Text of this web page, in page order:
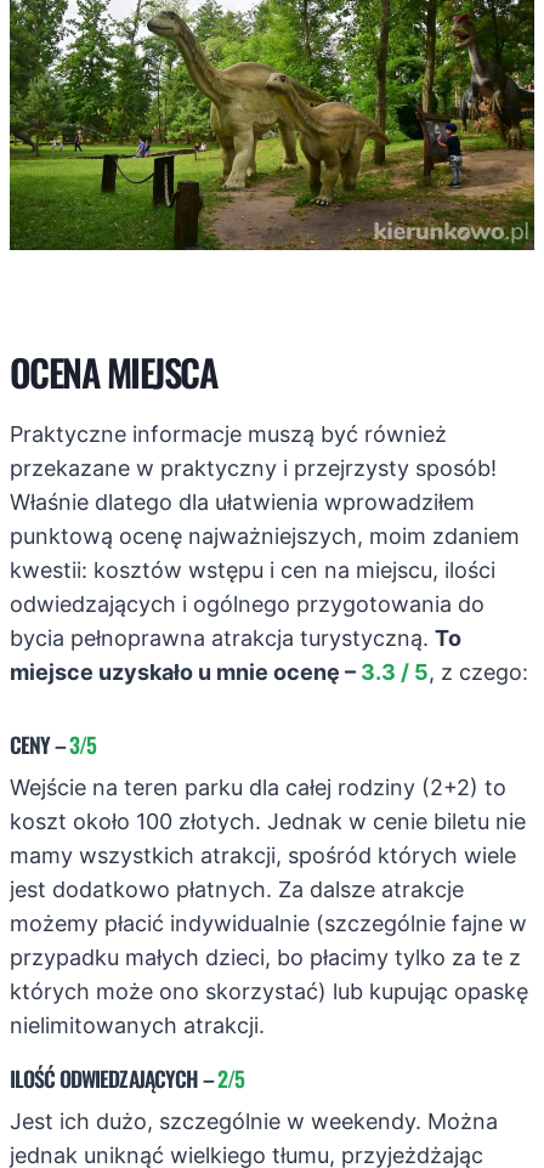
OCENA MIEJSCA
Praktyczne informacje muszą być również
przekazane w praktyczny i przejrzysty sposób!
Właśnie dlatego dla ułatwienia wprowadziłem
punktową ocenę najważniejszych, moim zdaniem
kwestii: kosztów wstępu i cen na miejscu, ilości
odwiedzających i ogólnego przygotowania do
bycia pełnoprawna atrakcja turystyczną. To
miejsce uzyskało u mnie ocenę – 3.3 / 5, z czego:
CENY–3/5
Wejście na teren parku dla całej rodziny (2+2) to
koszt około 100 złotych. Jednak w cenie biletu nie
mamy wszystkich atrakcji, spośród których wiele
jest dodatkowo płatnych. Za dalsze atrakcje
możemy płacić indywidualnie (szczególnie fajne w
przypadku małych dzieci, bo płacimy tylko za te z
których może ono skorzystać) lub kupując opaskę
nielimitowanych atrakcji.
ILOŚĆ ODWIEDZAJĄCYCH–2/5
Jest ich dużo, szczególnie w weekendy. Można
jednak uniknąć wielkiego tłumu, przyjeżdżając